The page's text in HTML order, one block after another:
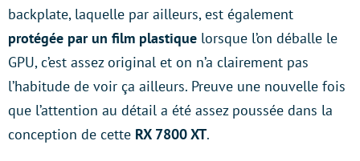
backplate, laquelle par ailleurs, est également
protégée par un film plastique lorsque l’on déballe le
GPU, c’est assez original et on n’a clairement pas
l’habitude de voir ça ailleurs. Preuve une nouvelle fois
que l’attention au détail a été assez poussée dans la
conception de cette RX 7800 XT.